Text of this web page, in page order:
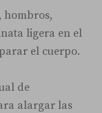
hombros,
ligera en el
el cuerpo.
de
alargar las